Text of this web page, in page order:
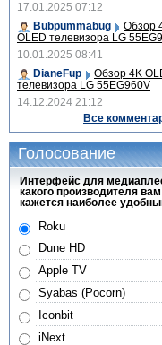
17.01.2025 07:12
Bubpummabug
Обзор
OLED телевизора LG
10.01.2025 08:41
DianeFup
Обзор 4K
телевизора LG 55EG960V
14.12.2024 21:12
Все
Голосование
Интерфейс для
какого производителя вам
кажется наиболее
Roku
Dune HD
Apple TV
Syabas (Pocorn)
Iconbit
iNext